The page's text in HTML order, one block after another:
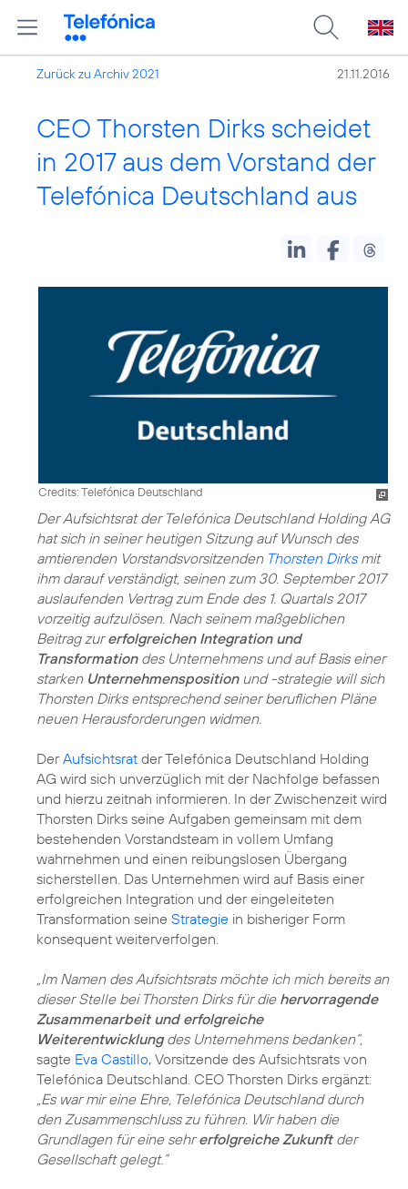
Zurück zu Archiv 2021 21.11.2016
CEO Thorsten Dirks scheidet
in 2017 aus dem Vorstand der
Telefónica Deutschland aus
Credits: Telefónica Deutschland
Der Aufsichtsrat der Telefónica Deutschland Holding AG
hat sich in seiner heutigen Sitzung auf Wunsch des
amtierenden Vorstandsvorsitzenden Thorsten Dirksmit
ihm darauf verständigt, seinen zum 30. September 2017
auslaufenden Vertrag zum Ende des 1. Quartals 2017
vorzeitig aufzulösen. Nach seinem maßgeblichen
Beitrag zurerfolgreichen Integration und
Transformationdes Unternehmens und auf Basis einer
starken Unternehmenspositionund -strategie will sich
Thorsten Dirks entsprechend seiner beruflichen Pläne
neuen Herausforderungen widmen.
DerAufsichtsrat der Telefónica Deutschland Holding
AG wird sich unverzüglich mit der Nachfolge befassen
und hierzu zeitnah informieren. In der Zwischenzeit wird
Thorsten Dirks seine Aufgaben gemeinsam mit dem
bestehenden Vorstandsteam in vollem Umfang
wahrnehmen und einen reibungslosen Übergang
sicherstellen. Das Unternehmen wird auf Basis einer
erfolgreichen Integration und der eingeleiteten
Transformation seine Strategie in bisheriger Form
konsequent weiterverfolgen.
„Im Namen des Aufsichtsrats möchte ich mich bereits an
dieser Stelle bei Thorsten Dirks für die hervorragende
Zusammenarbeit und erfolgreiche
Weiterentwicklungdes Unternehmens bedanken“,
sagte Eva Castillo, Vorsitzende des Aufsichtsrats von
Telefónica Deutschland. CEO Thorsten Dirks ergänzt:
„Es war mir eine Ehre, Telefónica Deutschland durch
den Zusammenschluss zu führen. Wir haben die
Grundlagen für eine sehrerfolgreiche Zukunftder
Gesellschaft gelegt.“